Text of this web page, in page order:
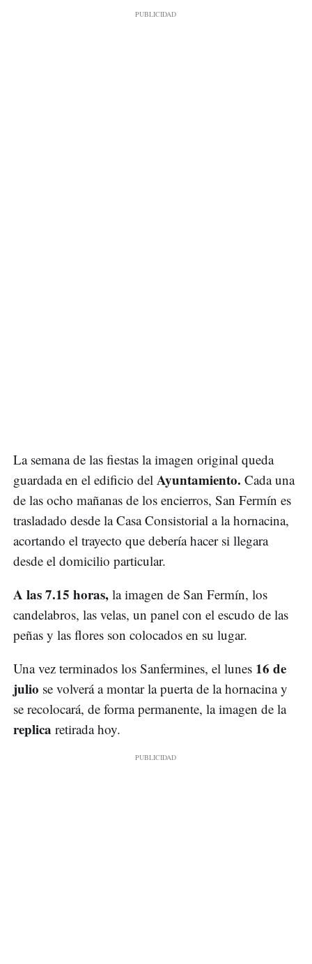
La semana de las fiestas la imagen original queda
guardada en el edificio del Ayuntamiento. Cada una
de las ocho mañanas de los encierros, San Fermín es
trasladado desde la Casa Consistorial a la hornacina,
acortando el trayecto que debería hacer si llegara
desde el domicilio particular.
A las 7.15 horas, la imagen de San Fermín, los
candelabros, las velas, un panel con el escudo de las
peñas y las flores son colocados en su lugar.
Una vez terminados los Sanfermines, el lunes 16 de
julio se volverá a montar la puerta de la hornacina y
se recolocará, de forma permanente, la imagen de la
replica retirada hoy.